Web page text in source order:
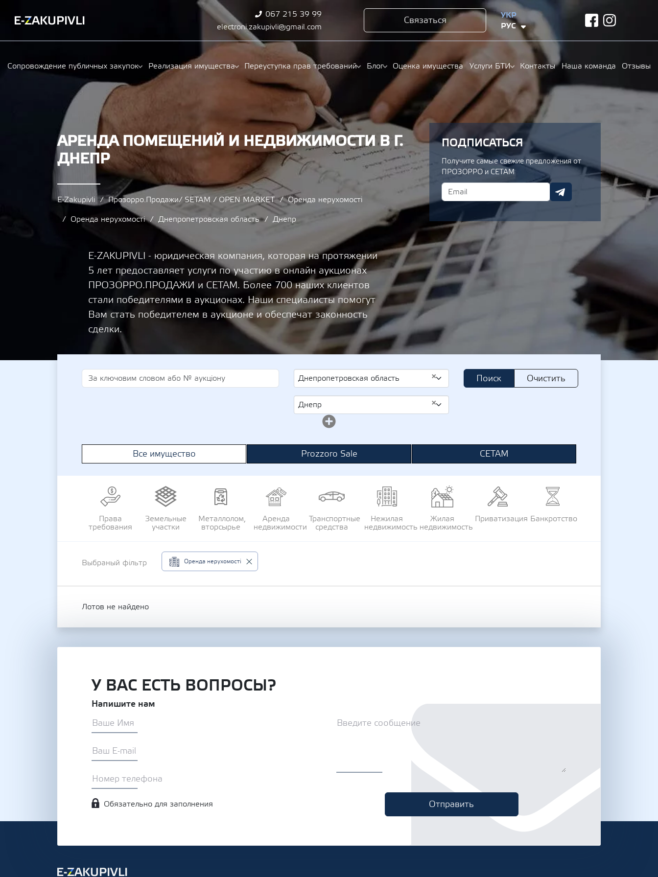
067 215 39 99
electroni.zakupivli@gmail.com
Связаться
УКР
РУС
facebook
Сопровождение публичных закупок Реализация имущества Переуступка прав требований Блог Оценка имущества Услуги БТИ Контакты Наша команда Отзывы
АРЕНДА ПОМЕЩЕНИЙ И НЕДВИЖИМОСТИ В Г.
ДНЕПР
E-Zakupivli Прозорро.Продажи/ SETAM / OPEN MARKET
Оренда нерухомості
Оренда нерухомості
Днепропетровская область Днепр
E-ZAKUPIVLI - юридическая компания, которая на протяжении
5 лет предоставляет услуги по участию в онлайн аукционах
ПРОЗОРРО.ПРОДАЖИ и СЕТАМ. Более 700 наших клиентов
стали победителями в аукционах. Наши специалисты помогут
Вам стать победителем в аукционе и обеспечат законность
сделки.
ПОДПИСАТЬСЯ
Получите самые свежие предложения от
ПРОЗОРРО и СЕТАМ
×
Днепропетровская область
×
Днепр
Поиск Очистить
Все имущество Prozzoro Sale СЕТАМ
Права
требования
Земельные
участки
Металлолом,
вторсырье
Аренда
недвижимости
Транспортные
средства
Нежилая
недвижимость
Жилая
недвижимость
Приватизация Банкротство
Выбраный фільтр Оренда нерухомості
Лотов не найдено
У ВАС ЕСТЬ ВОПРОСЫ?
Напишите нам
Обязательно для заполнения